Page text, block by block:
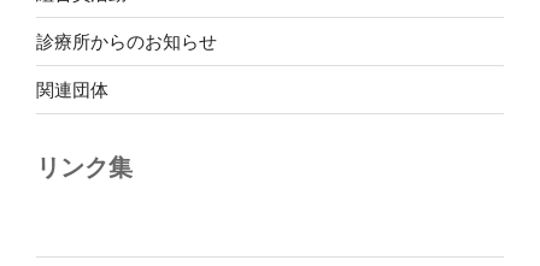
診療所からのお知らせ
関連団体
リンク集